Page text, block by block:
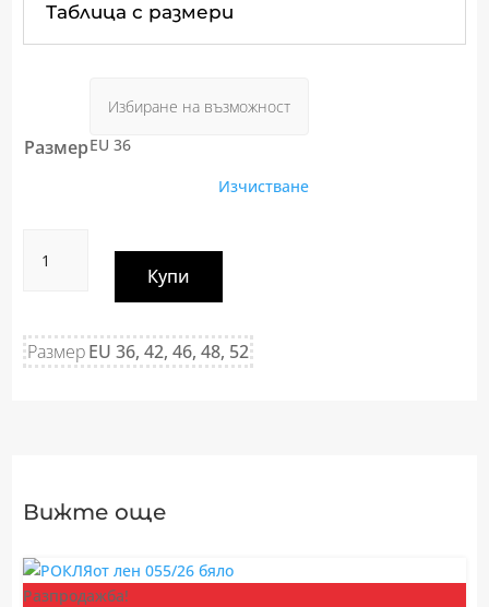
Таблица с размери
РазмерEU 36
Изчистване
мъжки
281/24
Купи
РазмерEU 36, 42, 46, 48, 52
Вижте още
Разпродажба!